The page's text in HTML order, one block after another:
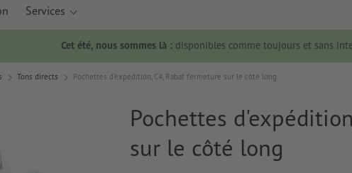
Services
Cet été, nous sommes là :disponibles comme toujours et sans
Tons directs Pochettes d'expédition, C4, Rabat fermeture sur le côté long
Pochettes
sur le côté long